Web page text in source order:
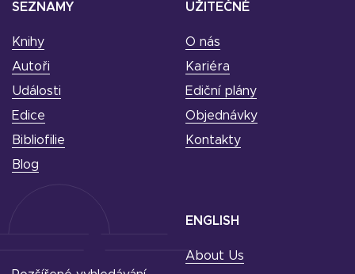
SEZNAMY
Knihy
Autoři
Události
Edice
Bibliofilie
Blog
UŽITEČNÉ
O nás
Kariéra
Ediční plány
Objednávky
Kontakty
ENGLISH
About Us